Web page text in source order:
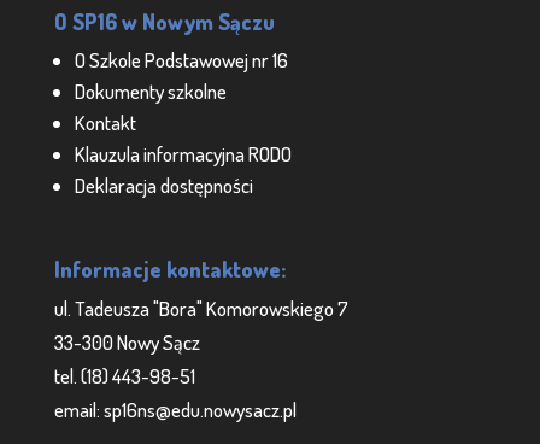
O SP16 w Nowym Sączu
O Szkole Podstawowej nr 16
Dokumenty szkolne
Kontakt
Klauzula informacyjna RODO
Deklaracja dostępności
Informacje kontaktowe:
ul. Tadeusza "Bora" Komorowskiego 7
33-300 Nowy Sącz
tel. (18) 443-98-51
email: sp16ns@edu.nowysacz.pl